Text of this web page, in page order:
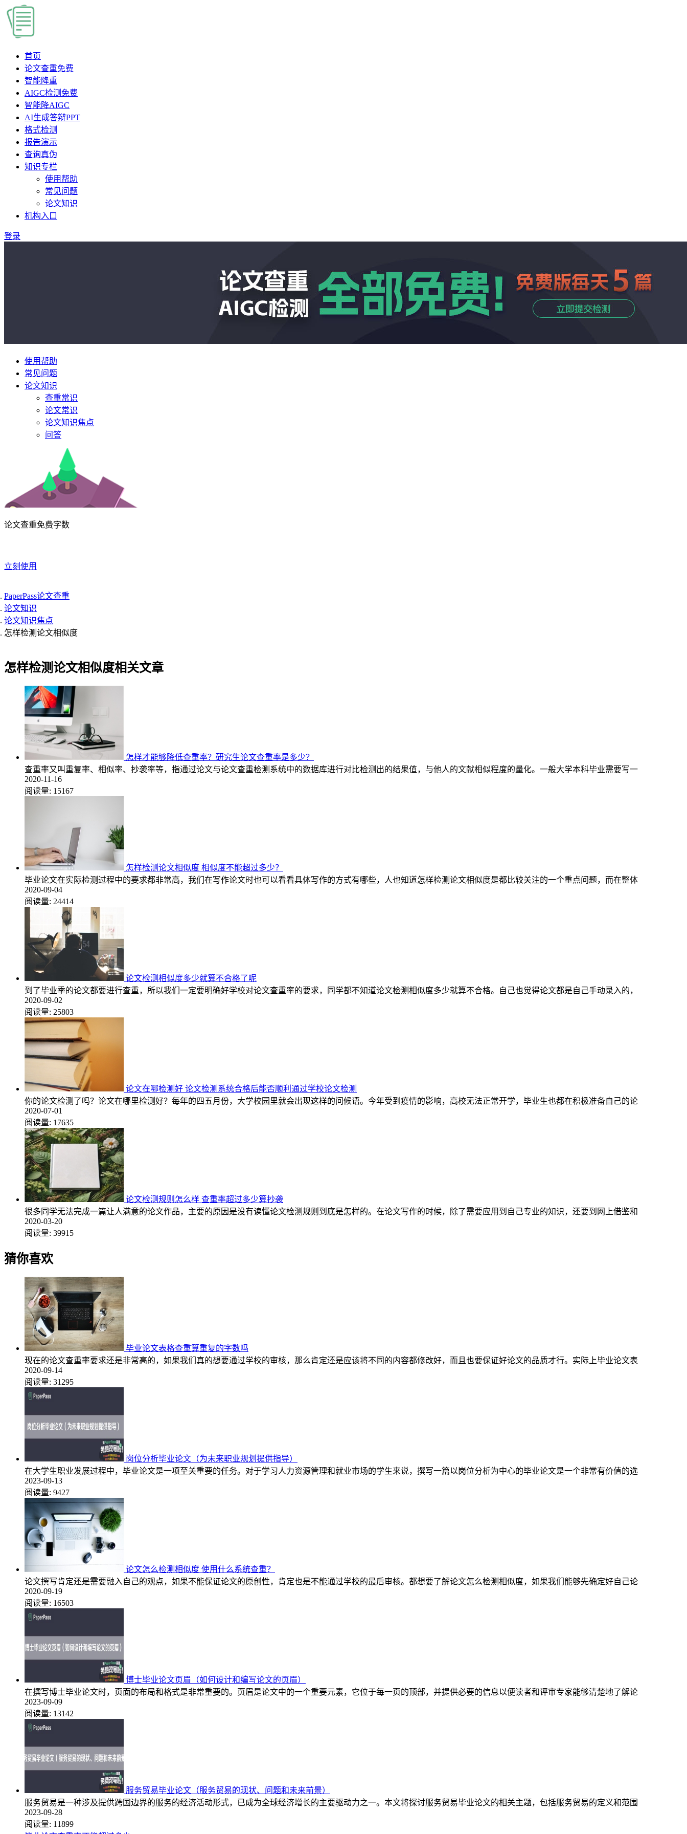
首页
论文查重免费
智能降重
AIGC检测 免费
智能降AIGC
AI生成答辩PPT
格式检测
报告演示
查询真伪
知识专栏
使用帮助
常见问题
论文知识
机构入口
登录
使用帮助
常见问题
论文知识
查重常识
论文常识
论文知识焦点
问答
论文查重免费字数
立刻使用
PaperPass论文查重
论文知识
论文知识焦点
怎样检测论文相似度
怎样检测论文相似度相关文章
怎样才能够降低查重率？研究生论文查重率是多少？
查重率又叫重复率、相似率、抄袭率等，指通过论文与论文查重检测系统中的数据库进行对比检测出的结果值，与他人的文献相似程度的量化。一般大学本科毕业需要写一
2020-11-16
阅读量: 15167
怎样检测论文相似度 相似度不能超过多少？
毕业论文在实际检测过程中的要求都非常高，我们在写作论文时也可以看看具体写作的方式有哪些，人也知道怎样检测论文相似度是都比较关注的一个重点问题，而在整体
2020-09-04
阅读量: 24414
论文检测相似度多少就算不合格了呢
到了毕业季的论文都要进行查重，所以我们一定要明确好学校对论文查重率的要求，同学都不知道论文检测相似度多少就算不合格。自己也觉得论文都是自己手动录入的，
2020-09-02
阅读量: 25803
论文在哪检测好 论文检测系统合格后能否顺利通过学校论文检测
你的论文检测了吗？论文在哪里检测好？每年的四五月份，大学校园里就会出现这样的问候语。今年受到疫情的影响，高校无法正常开学，毕业生也都在积极准备自己的论
2020-07-01
阅读量: 17635
论文检测规则怎么样 查重率超过多少算抄袭
很多同学无法完成一篇让人满意的论文作品，主要的原因是没有读懂论文检测规则到底是怎样的。在论文写作的时候，除了需要应用到自己专业的知识，还要到网上借鉴和
2020-03-20
阅读量: 39915
猜你喜欢
毕业论文表格查重算重复的字数吗
现在的论文查重率要求还是非常高的，如果我们真的想要通过学校的审核，那么肯定还是应该将不同的内容都修改好，而且也要保证好论文的品质才行。实际上毕业论文表
2020-09-14
阅读量: 31295
岗位分析毕业论文（为未来职业规划提供指导）
在大学生职业发展过程中，毕业论文是一项至关重要的任务。对于学习人力资源管理和就业市场的学生来说，撰写一篇以岗位分析为中心的毕业论文是一个非常有价值的选
2023-09-13
阅读量: 9427
论文怎么检测相似度 使用什么系统查重？
论文撰写肯定还是需要融入自己的观点，如果不能保证论文的原创性，肯定也是不能通过学校的最后审核。都想要了解论文怎么检测相似度，如果我们能够先确定好自己论
2020-09-19
阅读量: 16503
博士毕业论文页眉（如何设计和编写论文的页眉）
在撰写博士毕业论文时，页面的布局和格式是非常重要的。页眉是论文中的一个重要元素，它位于每一页的顶部，并提供必要的信息以便读者和评审专家能够清楚地了解论
2023-09-09
阅读量: 13142
服务贸易毕业论文（服务贸易的现状、问题和未来前景）
服务贸易是一种涉及提供跨国边界的服务的经济活动形式，已成为全球经济增长的主要驱动力之一。本文将探讨服务贸易毕业论文的相关主题，包括服务贸易的定义和范围
2023-09-28
阅读量: 11899